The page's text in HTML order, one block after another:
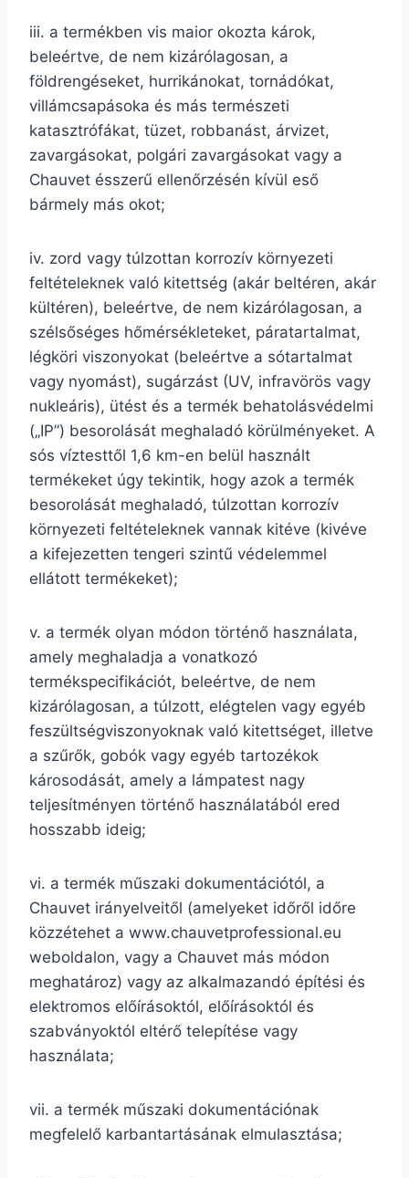
iii. a termékben vis maior okozta károk,
beleértve, de nem kizárólagosan, a
földrengéseket, hurrikánokat, tornádókat,
villámcsapásoka és más természeti
katasztrófákat, tüzet, robbanást, árvizet,
zavargásokat, polgári zavargásokat vagy a
Chauvet ésszerű ellenőrzésén kívül eső
bármely más okot;
iv. zord vagy túlzottan korrozív környezeti
feltételeknek való kitettség (akár beltéren, akár
kültéren), beleértve, de nem kizárólagosan, a
szélsőséges hőmérsékleteket, páratartalmat,
légköri viszonyokat (beleértve a sótartalmat
vagy nyomást), sugárzást (UV, infravörös vagy
nukleáris), ütést és a termék behatolásvédelmi
(„IP”) besorolását meghaladó körülményeket. A
sós víztesttől 1,6 km-en belül használt
termékeket úgy tekintik, hogy azok a termék
besorolását meghaladó, túlzottan korrozív
környezeti feltételeknek vannak kitéve (kivéve
a kifejezetten tengeri szintű védelemmel
ellátott termékeket);
v. a termék olyan módon történő használata,
amely meghaladja a vonatkozó
termékspecifikációt, beleértve, de nem
kizárólagosan, a túlzott, elégtelen vagy egyéb
feszültségviszonyoknak való kitettséget, illetve
a szűrők, gobók vagy egyéb tartozékok
károsodását, amely a lámpatest nagy
teljesítményen történő használatából ered
hosszabb ideig;
vi. a termék műszaki dokumentációtól, a
Chauvet irányelveitől (amelyeket időről időre
közzétehet a www.chauvetprofessional.eu
weboldalon, vagy a Chauvet más módon
meghatároz) vagy az alkalmazandó építési és
elektromos előírásoktól, előírásoktól és
szabványoktól eltérő telepítése vagy
használata;
vii. a termék műszaki dokumentációnak
megfelelő karbantartásának elmulasztása;